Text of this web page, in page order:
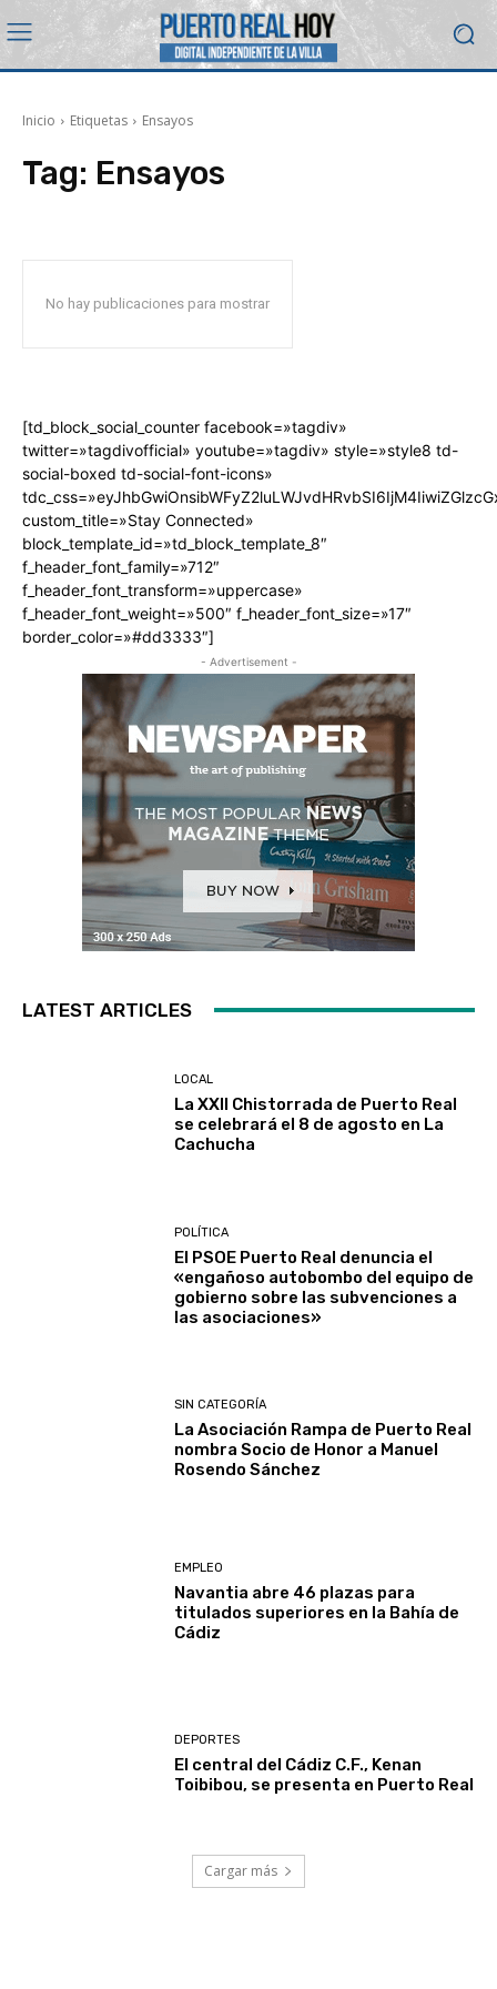
Inicio Etiquetas Ensayos
Tag: Ensayos
No hay publicaciones para mostrar
[td_block_social_counter facebook=»tagdiv»
twitter=»tagdivofficial» youtube=»tagdiv» style=»style8 td-
social-boxed td-social-font-icons»
custom_title=»Stay Connected»
block_template_id=»td_block_template_8″
f_header_font_family=»712″
f_header_font_transform=»uppercase»
f_header_font_weight=»500″ f_header_font_size=»17″
border_color=»#dd3333″]
- Advertisement -
LATEST ARTICLES
LOCAL
La XXII Chistorrada de Puerto Real
se celebrará el 8 de agosto en La
Cachucha
POLÍTICA
El PSOE Puerto Real denuncia el
«engañoso autobombo del equipo de
gobierno sobre las subvenciones a
las asociaciones»
SIN CATEGORÍA
La Asociación Rampa de Puerto Real
nombra Socio de Honor a Manuel
Rosendo Sánchez
EMPLEO
Navantia abre 46 plazas para
titulados superiores en la Bahía de
Cádiz
DEPORTES
El central del Cádiz C.F., Kenan
Toibibou, se presenta en Puerto Real
Cargar más